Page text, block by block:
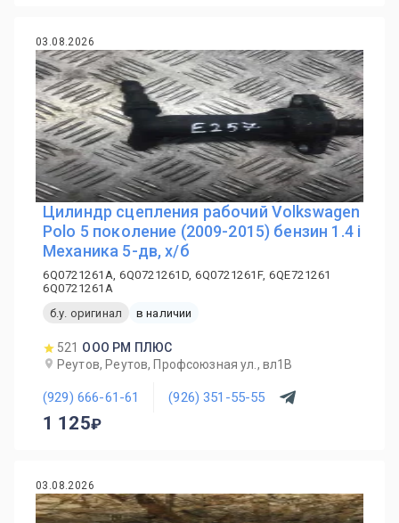
03.08.2026
Цилиндр сцепления рабочий Volkswagen
Polo 5 поколение (2009-2015) бензин 1.4 i
Механика 5-дв, х/б
6Q0721261A, 6Q0721261D, 6Q0721261F, 6QE721261
6Q0721261A
б.у. оригинал
в наличии
521 ООО РМ ПЛЮС
Реутов, Реутов, Профсоюзная ул., вл1В
(929) 666-61-61 (926) 351-55-55
1 125
03.08.2026